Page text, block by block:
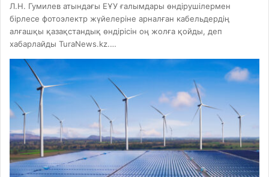
Л.Н. Гумилев атындағы ЕҰУ ғалымдары өндірушілермен
бірлесе фотоэлектр жүйелеріне арналған кабельдердің
алғашқы қазақстандық өндірісін оң жолға қойды, деп
хабарлайды TuraNews.kz.…